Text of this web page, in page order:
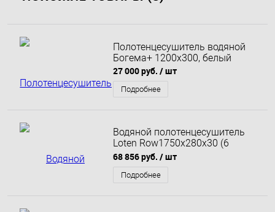
Полотенцесушитель водяной
Богема+ 1200x300, белый
27 000 руб. / шт
Подробнее
Водяной полотенцесушитель
Loten Row1750х280х30 (6
секций), Черный муар
68 856 руб. / шт
Подробнее